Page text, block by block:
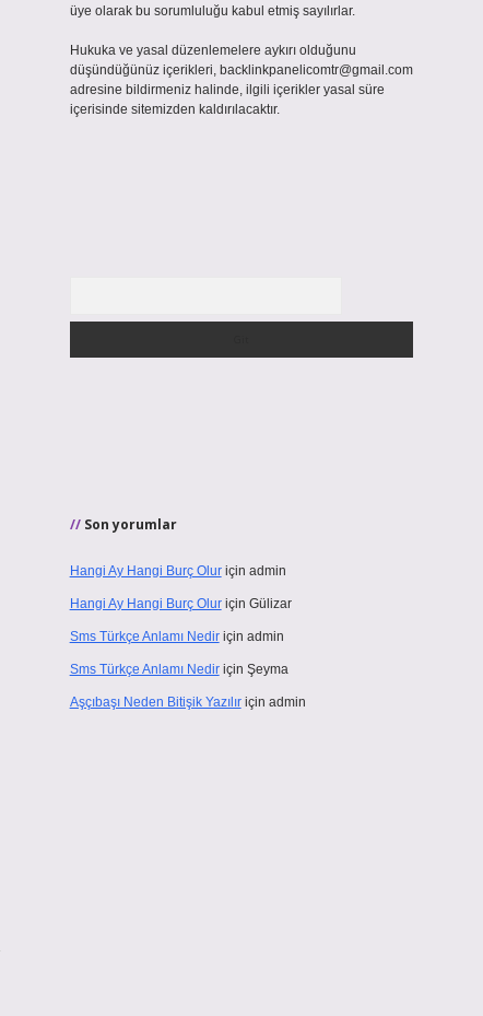
üye olarak bu sorumluluğu kabul etmiş sayılırlar.
Hukuka ve yasal düzenlemelere aykırı olduğunu
düşündüğünüz içerikleri, backlinkpanelicomtr@gmail.com
adresine bildirmeniz halinde, ilgili içerikler yasal süre
içerisinde sitemizden kaldırılacaktır.
Son yorumlar
Hangi Ay Hangi Burç Oluriçin admin
Hangi Ay Hangi Burç Oluriçin Gülizar
Sms Türkçe Anlamı Nediriçin admin
Sms Türkçe Anlamı Nediriçin Şeyma
Aşçıbaşı Neden Bitişik Yazılıriçin admin